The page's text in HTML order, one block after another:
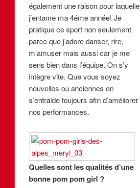
également une raison pour laquelle
j’entame ma 4éme année! Je
pratique ce sport non seulement
parce que j’adore danser, rire,
m’amuser mais aussi car je me
sens bien dans l’équipe. On s’y
intègre vite. Que vous soyez
nouvelles ou anciennes on
s’entraide toujours afin d’améliorer
nos performances.
Quelles sont les qualités d’une
bonne pom pom girl ?